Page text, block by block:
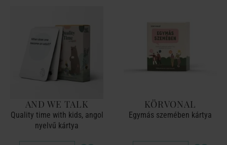
AND WE TALK
Quality time with kids, angol
nyelvű kártya
KÖRVONAL
Egymás szemében kártya